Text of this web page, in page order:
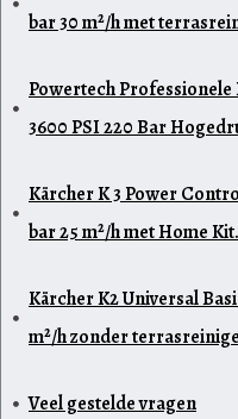
bar 30 m²/h met
Powertech
3600 PSI 220 Bar
Kärcher K 3 Power
bar 25 m²/h met Home Kit.
Kärcher K2 Universal
m²/h zonder
Veel gestelde vragen